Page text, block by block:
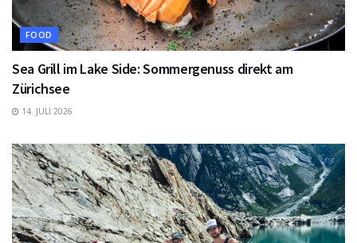
FOOD
Sea Grill im Lake Side: Sommergenuss direkt am
Zürichsee
14. JULI 2026